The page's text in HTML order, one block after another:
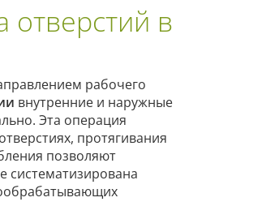
отверстий в
рабочего
внутренние и наружные
Эта операция
протягивания
позволяют
систематизирована